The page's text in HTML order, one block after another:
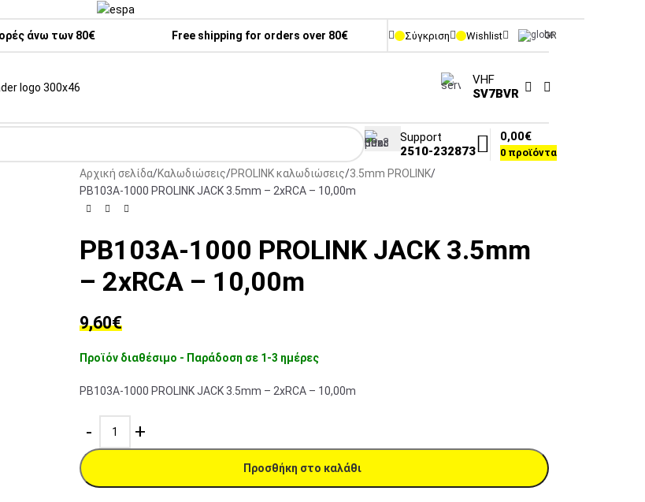
άνω των 80€ Free shipping for orders over 80€ Σύγκριση Wishlist GR
VHF
SV7BVR
Support
2510-232873
0 προϊόντα
0,00€
Αρχική σελίδα Καλωδιώσεις PROLINK καλωδιώσεις 3.5mm PROLINK
PB103A-1000 PROLINK JACK 3.5mm – 2xRCA – 10,00m
PB103A-1000 PROLINK JACK 3.5mm
– 2xRCA – 10,00m
9,60€
Προϊόν διαθέσιμο - Παράδοση σε 1-3 ημέρες
PB103A-1000 PROLINK JACK 3.5mm – 2xRCA – 10,00m
Προσθήκη στο καλάθι